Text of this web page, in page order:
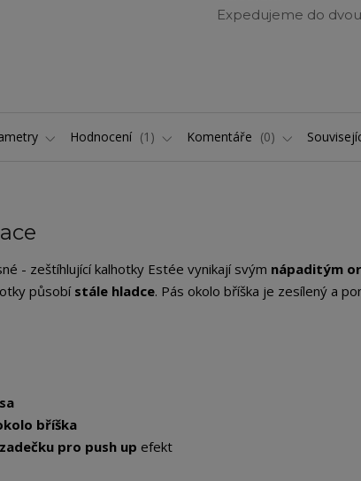
Expedujeme do
Hodnocení 1 Komentáře 0
- zeštíhlující kalhotky Estée vynikají svým nápaditým
působístále hladce. Pás okolo bříška je zesílený a
bříška
pro push up efekt